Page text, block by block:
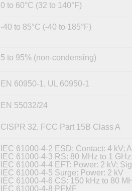
0 to 60°C (32 to 140°F)
-40 to 85°C (-40 to 185°F)
5 to 95% (non-condensing)
EN 60950-1, UL 60950-1
EN 55032/24
CISPR 32, FCC Part 15B Class A
IEC 61000-4-2 ESD: Contact: 4 kV;
IEC 61000-4-3 RS: 80 MHz to 1
IEC 61000-4-4 EFT: Power: 2 kV;
IEC 61000-4-5 Surge: Power: 2 kV
IEC 61000-4-6 CS: 150 kHz to 80
IEC 61000-4-8 PFMF